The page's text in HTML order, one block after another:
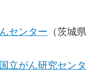
センター （茨城県
立がん研究センタ